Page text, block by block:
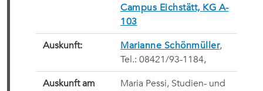
Campus Eichstätt, KG A-
103
Auskunft: Marianne Schönmüller,
Tel.: 08421/93-1184,
Auskunft am
Maria Pessi, Studien- und